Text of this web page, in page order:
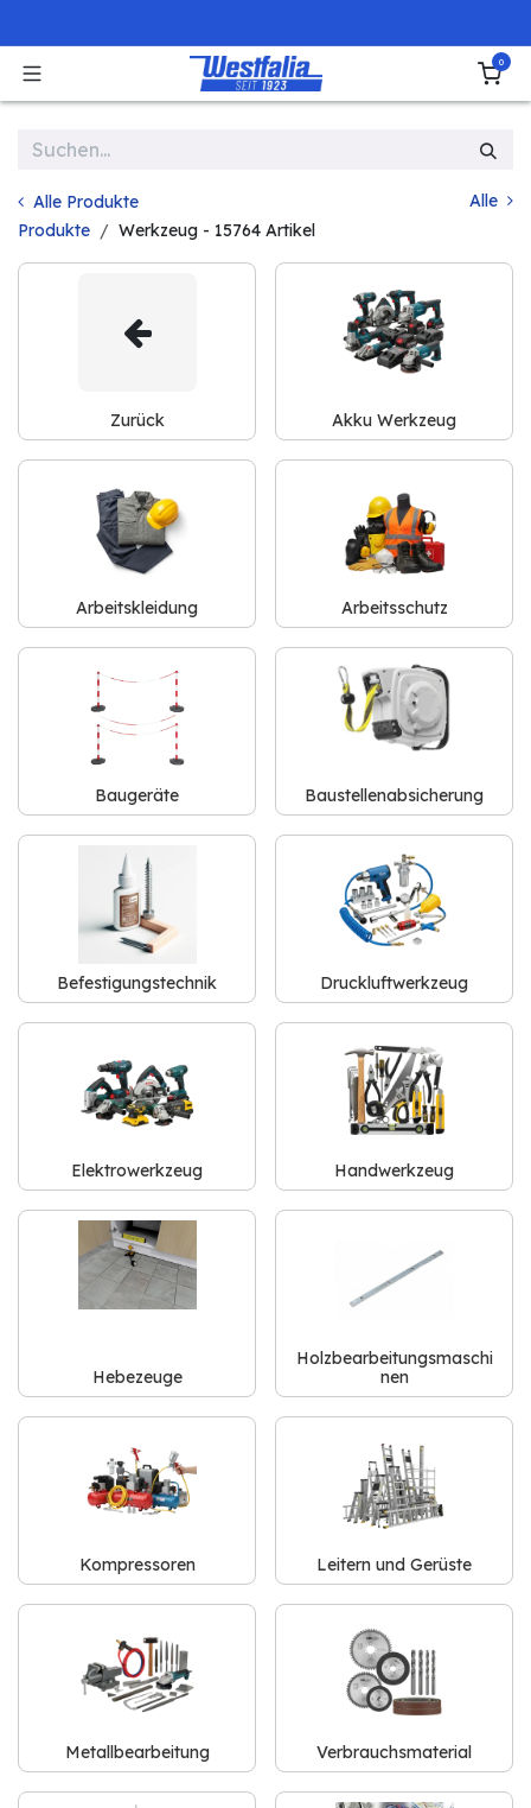
0
Alle Produkte
Alle
Produkte
Werkzeug - 15764 Artikel
Zurück Akku Werkzeug
Arbeitskleidung Arbeitsschutz
Baugeräte Baustellenabsicherung
Befestigungstechnik Druckluftwerkzeug
Elektrowerkzeug Handwerkzeug
Hebezeuge
Holzbearbeitungsmaschi
nen
Kompressoren Leitern und Gerüste
Metallbearbeitung Verbrauchsmaterial